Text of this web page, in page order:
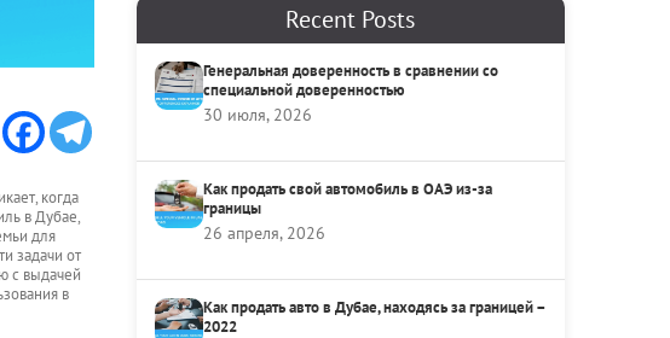
когда
в Дубае,
для
задачи от
с выдачей
в
Recent Posts
Генеральная доверенность в сравнении со
специальной доверенностью
30 июля, 2026
Как продать свой автомобиль в ОАЭ из-за
границы
26 апреля, 2026
Как продать авто в Дубае, находясь за границей –
2022